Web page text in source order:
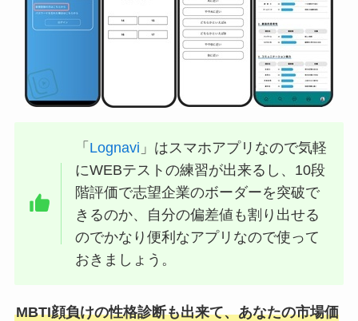
「 Lognavi 」はスマホアプリなので気軽
にWEBテストの練習が出来るし、10段
階評価で志望企業のボーダーを突破で
きるのか、自分の偏差値も割り出せる
のでかなり便利なアプリなので使って
おきましょう。
MBTI顔負けの性格診断も出来て、あなたの市場価